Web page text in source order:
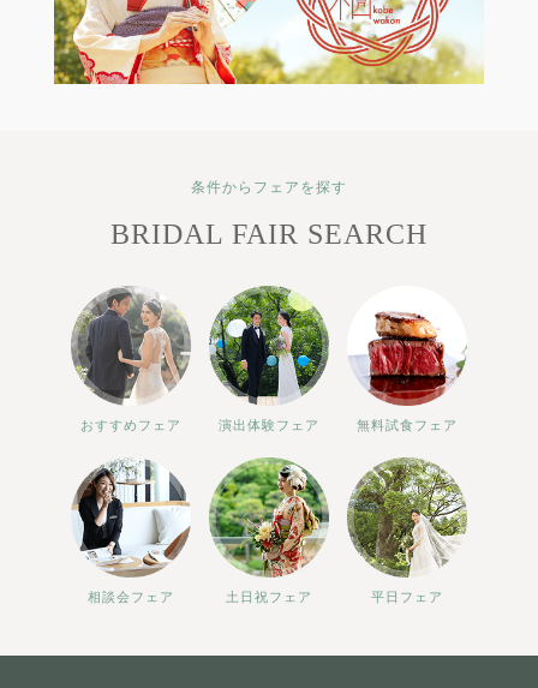
条件からフェアを探す
BRIDAL FAIR SEARCH
おすすめフェア 演出体験フェア 無料試食フェア
相談会フェア 土日祝フェア 平日フェア